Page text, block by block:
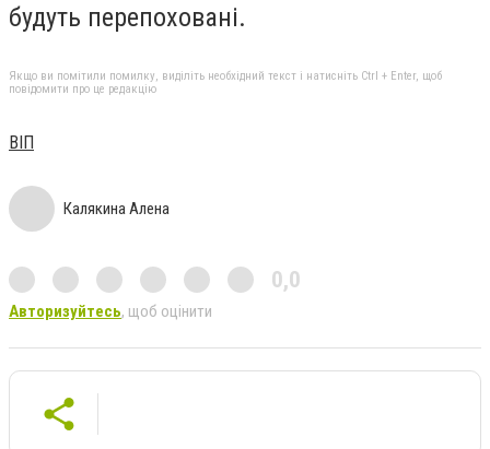
будуть перепоховані.
Якщо ви помітили помилку, виділіть необхідний текст і натисніть Ctrl + Enter, щоб
повідомити про це редакцію
ВІП
Калякина Алена
0,0
Авторизуйтесь, щоб оцінити